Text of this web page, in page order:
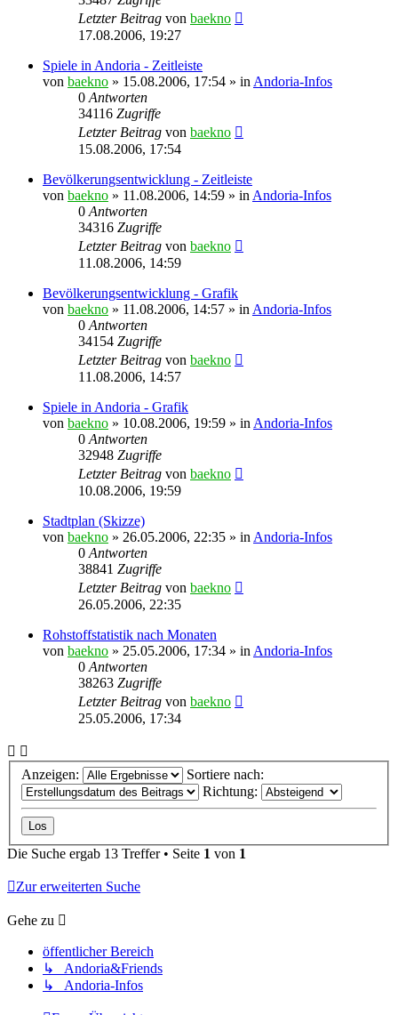
Letzter Beitrag von baekno
17.08.2006, 19:27
Spiele in Andoria - Zeitleiste
von baekno » 15.08.2006, 17:54 » in Andoria-Infos
0 Antworten
34116 Zugriffe
Letzter Beitrag von baekno
15.08.2006, 17:54
Bevölkerungsentwicklung - Zeitleiste
von baekno » 11.08.2006, 14:59 » in Andoria-Infos
0 Antworten
34316 Zugriffe
Letzter Beitrag von baekno
11.08.2006, 14:59
Bevölkerungsentwicklung - Grafik
von baekno » 11.08.2006, 14:57 » in Andoria-Infos
0 Antworten
34154 Zugriffe
Letzter Beitrag von baekno
11.08.2006, 14:57
Spiele in Andoria - Grafik
von baekno » 10.08.2006, 19:59 » in Andoria-Infos
0 Antworten
32948 Zugriffe
Letzter Beitrag von baekno
10.08.2006, 19:59
Stadtplan (Skizze)
von baekno » 26.05.2006, 22:35 » in Andoria-Infos
0 Antworten
38841 Zugriffe
Letzter Beitrag von baekno
26.05.2006, 22:35
Rohstoffstatistik nach Monaten
von baekno » 25.05.2006, 17:34 » in Andoria-Infos
0 Antworten
38263 Zugriffe
Letzter Beitrag von baekno
25.05.2006, 17:34
Anzeigen:
Sortiere nach:
Richtung:
Die Suche ergab 13 Treffer • Seite 1 von 1
Zur erweiterten Suche
Gehe zu
öffentlicher Bereich
↳ Andoria&Friends
↳ Andoria-Infos